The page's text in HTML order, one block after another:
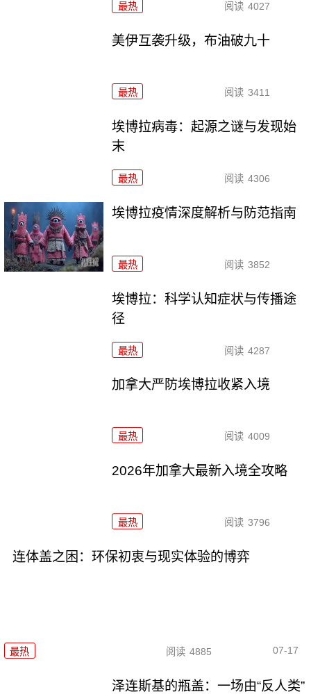
最热 阅读 4027
美伊互袭升级，布油破九十
最热 阅读 3411
埃博拉病毒：起源之谜与发现始
末
最热 阅读 4306
埃博拉疫情深度解析与防范指南
最热 阅读 3852
埃博拉：科学认知症状与传播途
径
最热 阅读 4287
加拿大严防埃博拉收紧入境
最热 阅读 4009
2026年加拿大最新入境全攻略
最热 阅读 3796
连体盖之困：环保初衷与现实体验的博弈
最热 阅读 4885 07-17
泽连斯基的瓶盖：一场由“反人类”